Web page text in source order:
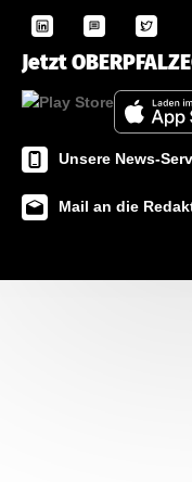
Jetzt
Unsere News-
Mail an die